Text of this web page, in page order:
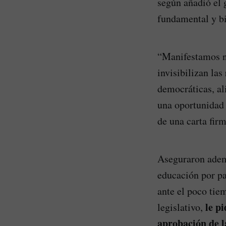
fundamental y
“Manifestamos
invisibilizan las
democráticas,
una
de una carta
Aseguraron
educación por
ante el poco
legislativo, le
aprobación de la